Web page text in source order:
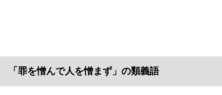
「罪を憎んで人を憎まず」の類義語